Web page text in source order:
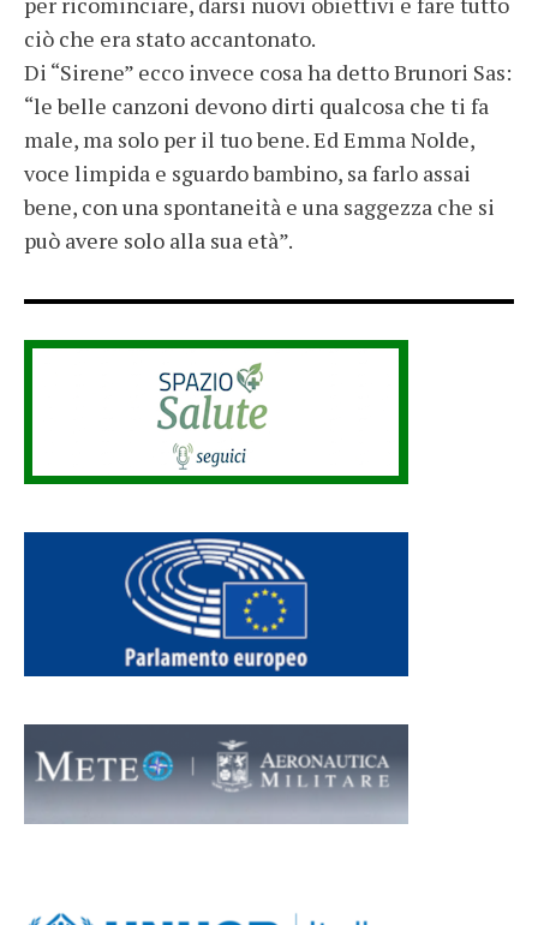
ciò che era stato accantonato.
Di “Sirene” ecco invece cosa ha detto Brunori Sas:
“le belle canzoni devono dirti qualcosa che ti fa
male, ma solo per il tuo bene. Ed Emma Nolde,
voce limpida e sguardo bambino, sa farlo assai
bene, con una spontaneità e una saggezza che si
può avere solo alla sua età”.